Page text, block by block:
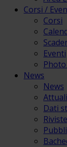
Corsi /
Corsi
Eventi
News
News
Dati